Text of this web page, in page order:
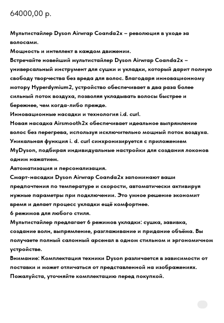
64000,00 р.
Мультистайлер Dyson Airwrap Coanda2x – революция в уходе за
волосами.
Мощность и интеллект в каждом движении.
Встречайте новейший мультистайлер Dyson Airwrap Coanda2x –
универсальный инструмент для сушки и укладки, который дарит полную
свободу творчества без вреда для волос. Благодаря инновационному
мотору Hyperdymium2, устройство обеспечивает в два раза более
сильный поток воздуха, позволяя укладывать волосы быстрее и
бережнее, чем когда-либо прежде.
Инновационные насадки и технология i.d. curl.
Новая насадка Airsmooth2x обеспечивает идеальное выпрямление
волос без перегрева, используя исключительно мощный поток воздуха.
Уникальная функция i. d. curl синхронизируется с приложением
MyDyson, подбирая индивидуальные настройки для создания локонов
одним нажатием.
Автоматизация и персонализация.
Смарт-насадки Dyson Airwrap Coanda2x запоминают ваши
предпочтения по температуре и скорости, автоматически активируя
нужные параметры при подключении. Это умное решение экономит
время и делает процесс укладки ещё комфортнее.
6 режимов для любого стиля.
Мультистайлер предлагает 6 режимов укладки: сушка, завивка,
создание волн, выпрямление, разглаживание и придание объёма. Вы
получаете полный салонный арсенал в одном стильном и эргономичном
устройстве.
Внимание: Комплектация техники Dyson различается в зависимости от
поставки и может отличаться от представленной на изображениях.
Пожалуйста, уточняйте комплектацию перед покупкой.